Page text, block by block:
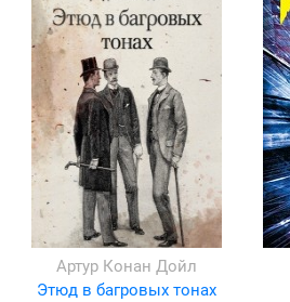
Артур Конан Дойл
Этюд в багровых тонах